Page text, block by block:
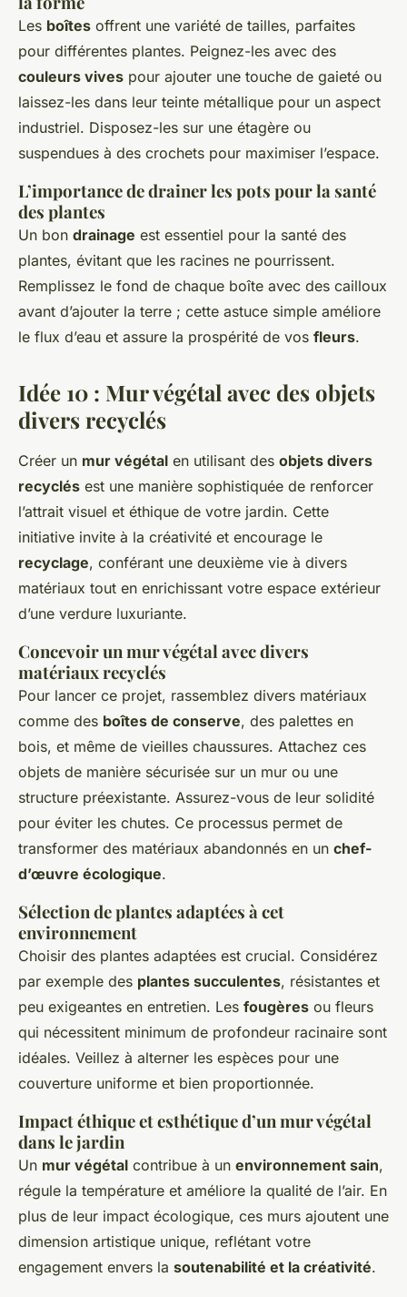
Les boîtes offrent une variété de tailles, parfaites
pour différentes plantes. Peignez-les avec des
couleurs vives pour ajouter une touche de gaieté ou
laissez-les dans leur teinte métallique pour un aspect
industriel. Disposez-les sur une étagère ou
suspendues à des crochets pour maximiser l’espace.
L’importance de drainer les pots pour la santé
des plantes
Un bon drainage est essentiel pour la santé des
plantes, évitant que les racines ne pourrissent.
Remplissez le fond de chaque boîte avec des cailloux
avant d’ajouter la terre ; cette astuce simple améliore
le flux d’eau et assure la prospérité de vos fleurs.
Idée 10 : Mur végétal avec des objets
divers recyclés
Créer un mur végétal en utilisant des objets divers
recyclés est une manière sophistiquée de renforcer
l’attrait visuel et éthique de votre jardin. Cette
initiative invite à la créativité et encourage le
recyclage, conférant une deuxième vie à divers
matériaux tout en enrichissant votre espace extérieur
d’une verdure luxuriante.
Concevoir un mur végétal avec divers
matériaux recyclés
Pour lancer ce projet, rassemblez divers matériaux
comme des boîtes de conserve, des palettes en
bois, et même de vieilles chaussures. Attachez ces
objets de manière sécurisée sur un mur ou une
structure préexistante. Assurez-vous de leur solidité
pour éviter les chutes. Ce processus permet de
transformer des matériaux abandonnés en un chef-
d’œuvre écologique.
Sélection de plantes adaptées à cet
environnement
Choisir des plantes adaptées est crucial. Considérez
par exemple des plantes succulentes, résistantes et
peu exigeantes en entretien. Les fougères ou fleurs
qui nécessitent minimum de profondeur racinaire sont
idéales. Veillez à alterner les espèces pour une
couverture uniforme et bien proportionnée.
Impact éthique et esthétique d’un mur végétal
dans le jardin
Un mur végétal contribue à un environnement sain,
régule la température et améliore la qualité de l’air. En
plus de leur impact écologique, ces murs ajoutent une
dimension artistique unique, reflétant votre
engagement envers la soutenabilité et la créativité.